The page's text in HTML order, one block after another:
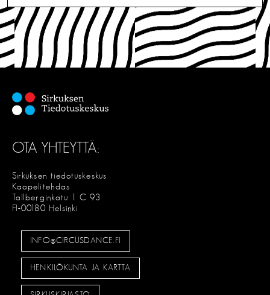
OTA YHTEYTTÄ:
Sirkuksen tiedotuskeskus
Kaapelitehdas
Tallberginkatu 1 C 93
FI-00180 Helsinki
INFO@CIRCUSDANCE.FI
HENKILÖKUNTA JA KARTTA